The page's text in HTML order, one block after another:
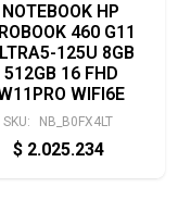
NOTEBOOK HP
460 G11
125U 8GB
512GB 16 FHD
WIFI6E
SKU: NB_B0FX4LT
$ 2.025.234